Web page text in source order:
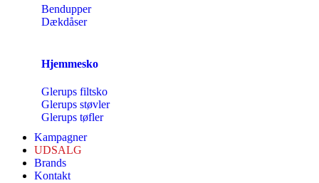
Bendupper
Dækdåser
Hjemmesko
Glerups filtsko
Glerups støvler
Glerups tøfler
Kampagner
UDSALG
Brands
Kontakt